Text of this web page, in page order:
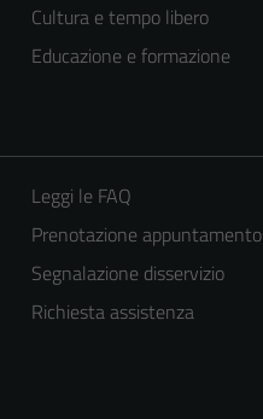
Cultura e tempo libero
Educazione e formazione
Leggi le FAQ
Prenotazione appuntamento
Segnalazione disservizio
Richiesta assistenza